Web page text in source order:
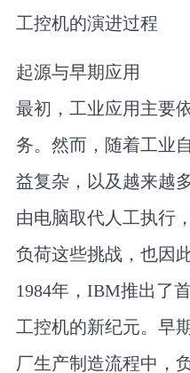
工控机的演进过程
起源与早期应用
最初，工业应用主要
务。然而，随着工业
益复杂，以及越来越
由电脑取代人工执行
负荷这些挑战，也因
1984年，IBM推出了
工控机的新纪元。早
厂生产制造流程中，